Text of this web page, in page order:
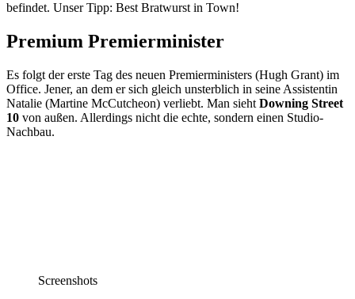
befindet. Unser Tipp: Best Bratwurst in Town!
Premium Premierminister
Es folgt der erste Tag des neuen Premierministers (Hugh Grant) im
Office. Jener, an dem er sich gleich unsterblich in seine Assistentin
Natalie (Martine McCutcheon) verliebt. Man sieht Downing Street
10 von außen. Allerdings nicht die echte, sondern einen Studio-
Nachbau.
Screenshots